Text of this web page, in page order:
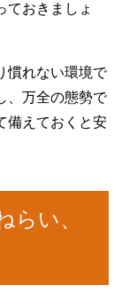
ておきましょ
慣れない環境で
、万全の態勢で
備えておくと安
らい、